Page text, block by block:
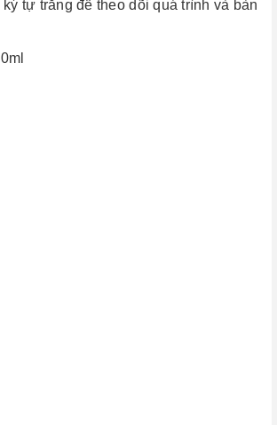
tự trắng để theo dõi quá trình và bàn